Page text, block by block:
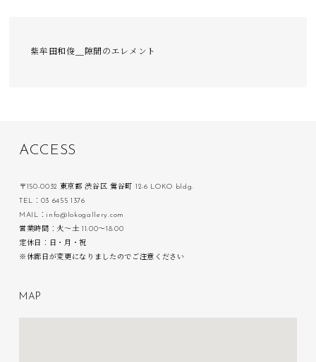
紫牟田和俊＿隙間のエレメント
ACC ESS
〒150-0032 東京都 渋谷区 鶯谷町 12-6 LOKO bldg.
TEL：03 6455 1376
MAIL：info@lokogallery.com
営業時間：火〜土 11:00〜18:00
定休日：日・月・祝
※休廊日が変更になりましたのでご注意ください
M A P